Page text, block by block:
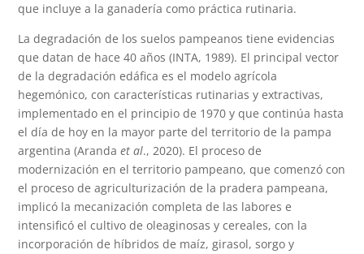
que incluye a la ganadería como práctica rutinaria.
La degradación de los suelos pampeanos tiene evidencias
que datan de hace 40 años (INTA, 1989). El principal vector
de la degradación edáfica es el modelo agrícola
hegemónico, con características rutinarias y extractivas,
implementado en el principio de 1970 y que continúa hasta
el día de hoy en la mayor parte del territorio de la pampa
argentina (Arandaet al., 2020). El proceso de
modernización en el territorio pampeano, que comenzó con
el proceso de agriculturización de la pradera pampeana,
implicó la mecanización completa de las labores e
intensificó el cultivo de oleaginosas y cereales, con la
incorporación de híbridos de maíz, girasol, sorgo y